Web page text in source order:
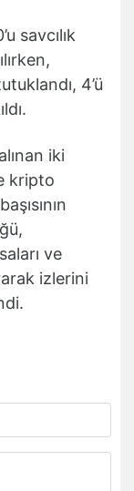
savcılık
4’ü
iki
kripto
ve
izlerini